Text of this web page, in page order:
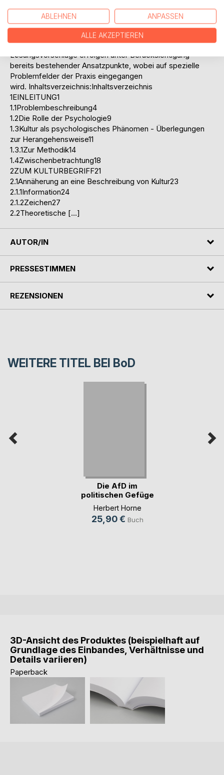
Probleme hinsichtlich der Durchführung, die sich aus Tabus
der Dominanzkultur ergeben. Es wird auf Gefahren
hingewiesen, die in der infrastrukturellen Einbindung liegen,
sofern Dominanzeffekte nicht ausgeschaltet sind.
Lösungsvorschläge erfolgen unter Berücksichtigung
bereits bestehender Ansatzpunkte, wobei auf spezielle
Problemfelder der Praxis eingegangen
wird. Inhaltsverzeichnis:Inhaltsverzeichnis
1EINLEITUNG1
1.1Problembeschreibung4
1.2Die Rolle der Psychologie9
1.3Kultur als psychologisches Phänomen - Überlegungen
zur Herangehensweise11
1.3.1Zur Methodik14
1.4Zwischenbetrachtung18
2ZUM KULTURBEGRIFF21
2.1Annäherung an eine Beschreibung von Kultur23
2.1.1Information24
2.1.2Zeichen27
2.2Theoretische […]
AUTOR/IN
PRESSESTIMMEN
REZENSIONEN
WEITERE TITEL BEI BoD
Die AfD im
politischen Gefüge
der (...)
Herbert Horne
25,90 € Buch
3D-Ansicht des Produktes (beispielhaft auf
Grundlage des Einbandes, Verhältnisse und
Details variieren)
Paperback
ABLEHNEN ANPASSEN
ALLE AKZEPTIEREN